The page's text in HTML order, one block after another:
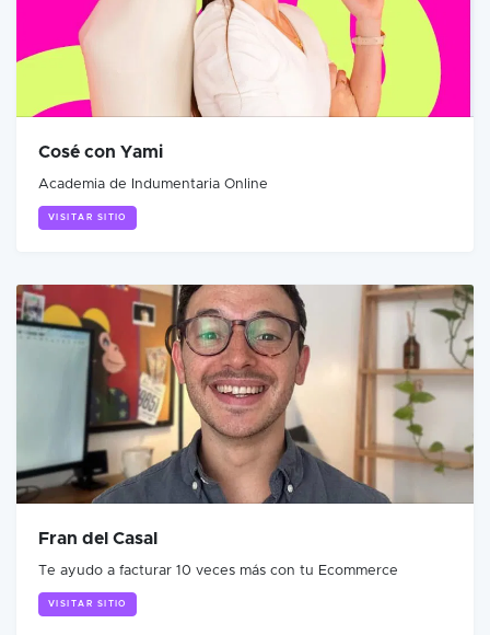
Cosé con Yami
Academia de Indumentaria Online
VISITAR SITIO
Fran del Casal
Te ayudo a facturar 10 veces más con tu Ecommerce
VISITAR SITIO